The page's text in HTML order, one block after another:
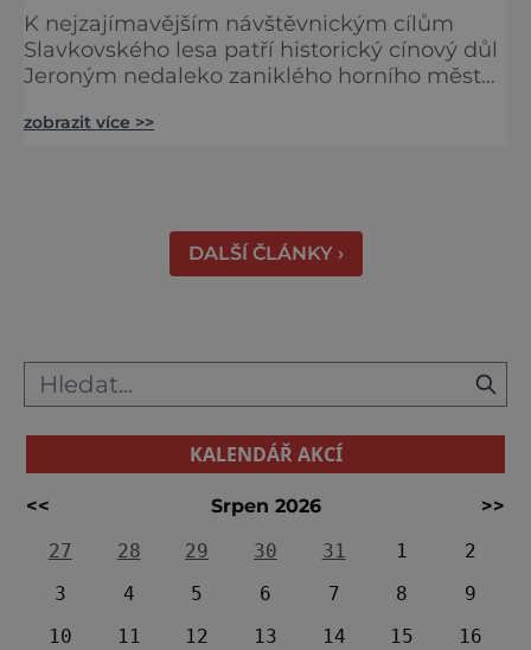
K nejzajímavějším návštěvnickým cílům
Slavkovského lesa patří historický cínový důl
Jeroným nedaleko zaniklého horního města
středověku. Národní kulturní památka je
práci tehdejších horníků. [gallery
ids="91631,91630,91632,91633,91634,91635,9
zobrazit více >>
DALŠÍ ČLÁNKY ›
KALENDÁŘ AKCÍ
<< Srpen 2026
>>
27
28 29 30 31 1
2
3
4 5 6 7 8
9
10
11 12 13 14 15
16